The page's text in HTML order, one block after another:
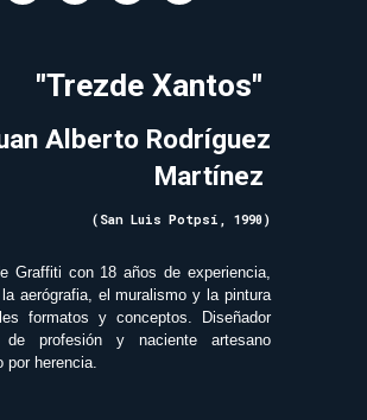
"Trezde Xantos"
Alberto Rodríguez
Martínez
(San Luis Potpsí, 1990)
Graffiti con 18 años de experiencia,
aerógrafia, el muralismo y la pintura
formatos y conceptos. Diseñador
de profesión y naciente artesano
por herencia.